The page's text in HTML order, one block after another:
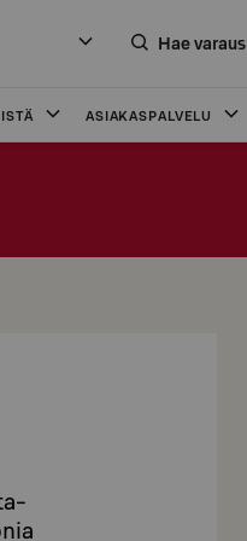
Hae varaus
ASIAKASPALVELU